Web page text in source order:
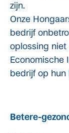
zijn.
Onze
bedrijf
oplossing niet
Economische
bedrijf op hun
Betere-